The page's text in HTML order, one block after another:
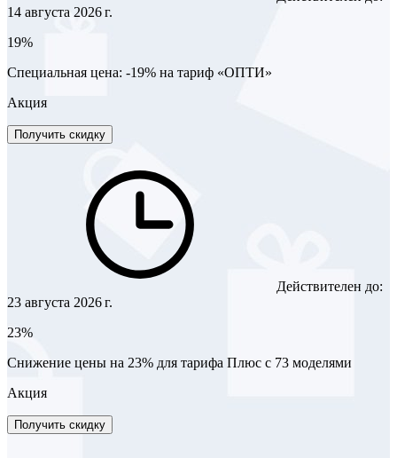
14 августа 2026 г.
19%
Специальная цена: -19% на тариф «ОПТИ»
Акция
Получить скидку
Действителен до:
23 августа 2026 г.
23%
Снижение цены на 23% для тарифа Плюс с 73 моделями
Акция
Получить скидку